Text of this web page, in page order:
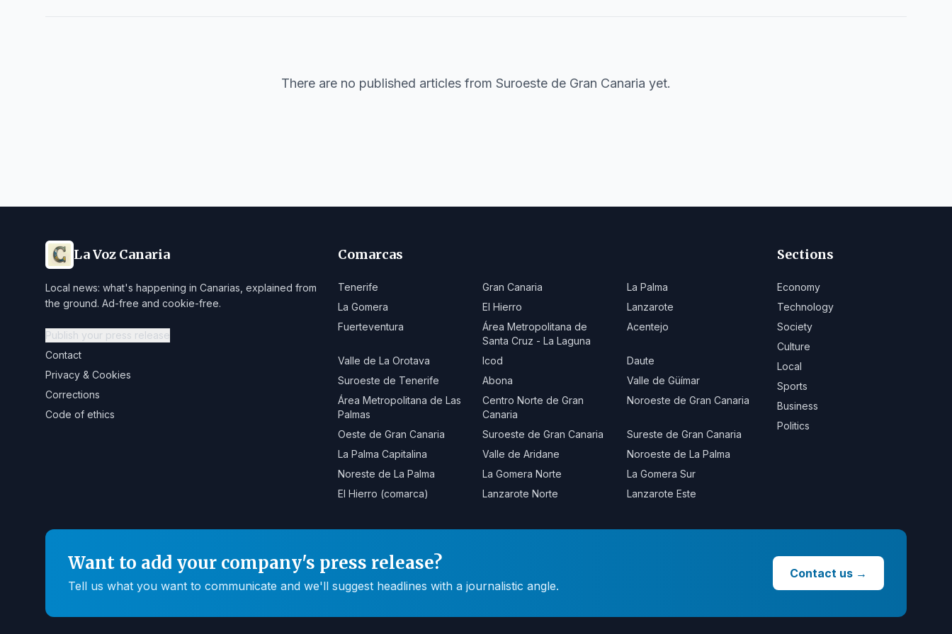
There are no published articles from Suroeste de Gran Canaria yet.
La Voz Canaria
Local news: what's happening in Canarias, explained from
the ground. Ad-free and cookie-free.
Publish your press release
Contact
Privacy & Cookies
Corrections
Code of ethics
Comarcas
Tenerife Gran Canaria
La Palma
La Gomera
El Hierro
Lanzarote
Fuerteventura
Área Metropolitana de
Santa Cruz - La Laguna
Acentejo
Valle de La Orotava Icod
Daute
Suroeste de Tenerife
Abona
Valle de Güímar
Área Metropolitana de Las
Palmas
Centro Norte de Gran
Canaria
Noroeste de Gran Canaria
Oeste de Gran Canaria Suroeste de Gran Canaria
Sureste de Gran Canaria
La Palma Capitalina
Valle de Aridane
Noroeste de La Palma
Noreste de La Palma
La Gomera Norte
La Gomera Sur
El Hierro (comarca)
Lanzarote Norte Lanzarote Este
Sections
Economy
Technology
Society
Culture
Local
Sports
Business
Politics
Want to add your company's press release?
Tell us what you want to communicate and we'll suggest headlines with a journalistic angle.
Contact us →